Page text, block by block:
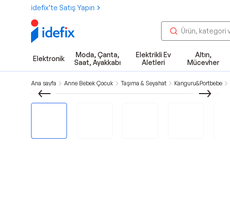
idefix’te Satış Yapın
Elektronik
Moda, Çanta,
Saat, Ayakkabı
Elektrikli Ev
Aletleri
Altın,
Mücevher
Ana sayfa Anne Bebek Çocuk Taşıma & Seyahat Kanguru&Portbebe